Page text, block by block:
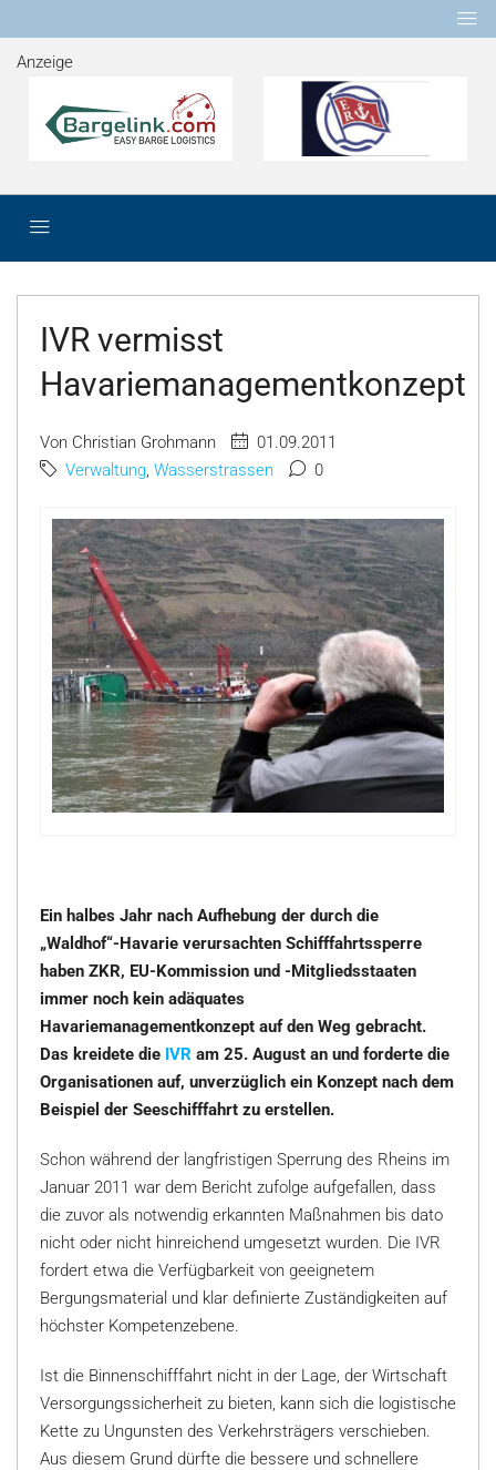
Anzeige
IVR vermisst
Havariemanagementkonzept
Von Christian Grohmann
01.09.2011
Verwaltung, Wasserstrassen 0
Ein halbes Jahr nach Aufhebung der durch die
„Waldhof“-Havarie verursachten Schifffahrtssperre
haben ZKR, EU-Kommission und -Mitgliedsstaaten
immer noch kein adäquates
Havariemanagementkonzept auf den Weg gebracht.
Das kreidete die IVR am 25. August an und forderte die
Organisationen auf, unverzüglich ein Konzept nach dem
Beispiel der Seeschifffahrt zu erstellen.
Schon während der langfristigen Sperrung des Rheins im
Januar 2011 war dem Bericht zufolge aufgefallen, dass
die zuvor als notwendig erkannten Maßnahmen bis dato
nicht oder nicht hinreichend umgesetzt wurden. Die IVR
fordert etwa die Verfügbarkeit von geeignetem
Bergungsmaterial und klar definierte Zuständigkeiten auf
höchster Kompetenzebene.
Ist die Binnenschifffahrt nicht in der Lage, der Wirtschaft
Versorgungssicherheit zu bieten, kann sich die logistische
Kette zu Ungunsten des Verkehrsträgers verschieben.
Aus diesem Grund dürfte die bessere und schnellere